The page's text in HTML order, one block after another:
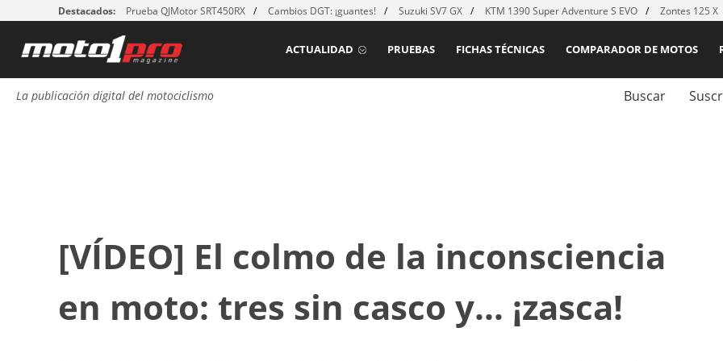
Destacados: Prueba QJMotor SRT450RX Cambios DGT: ¡guantes! Suzuki SV7 GX KTM 1390 Super Adventure S EVO Zontes 125 X
COMPARADOR DE MOTOS
FICHAS TÉCNICAS
PRUEBAS
ACTUALIDAD
La publicación digital del motociclismo Buscar
[VÍDEO] El colmo de la inconsciencia
en moto: tres sin casco y… ¡zasca!